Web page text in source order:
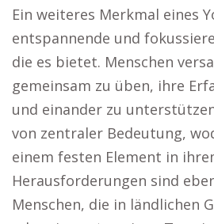
Ein weiteres Merkmal eines
entspannende und
die es bietet. Menschen
gemeinsam zu üben, ihre
und einander zu
von zentraler Bedeutung,
einem festen Element in
Herausforderungen sind
Menschen, die in ländlichen